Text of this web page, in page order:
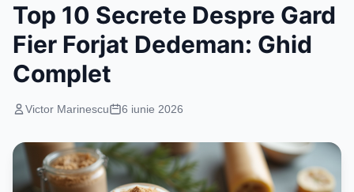
Top 10 Secrete Despre Gard
Fier Forjat Dedeman: Ghid
Complet
Victor Marinescu 6 iunie 2026